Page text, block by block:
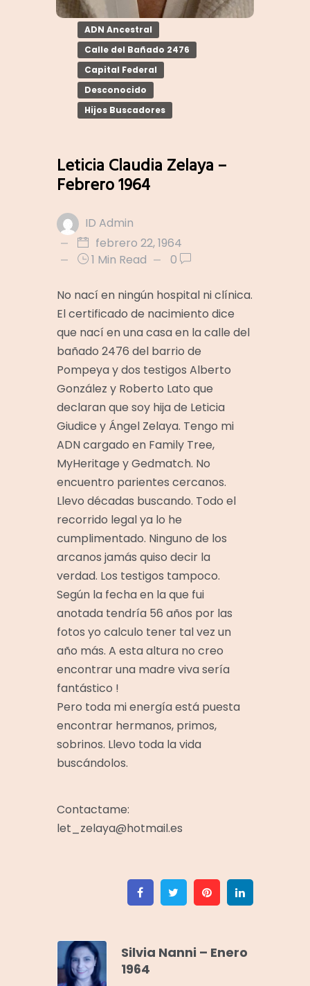
ADN Ancestral
Calle del Bañado 2476
Capital Federal
Desconocido
Hijos Buscadores
Leticia Claudia Zelaya –
Febrero 1964
ID Admin
febrero 22, 1964
1 Min Read
0
No nací en ningún hospital ni clínica.
El certificado de nacimiento dice
que nací en una casa en la calle del
bañado 2476 del barrio de
Pompeya y dos testigos Alberto
González y Roberto Lato que
declaran que soy hija de Leticia
Giudice y Ángel Zelaya. Tengo mi
ADN cargado en Family Tree,
MyHeritage y Gedmatch. No
encuentro parientes cercanos.
Llevo décadas buscando. Todo el
recorrido legal ya lo he
cumplimentado. Ninguno de los
arcanos jamás quiso decir la
verdad. Los testigos tampoco.
Según la fecha en la que fui
anotada tendría 56 años por las
fotos yo calculo tener tal vez un
año más. A esta altura no creo
encontrar una madre viva sería
fantástico !
Pero toda mi energía está puesta
encontrar hermanos, primos,
sobrinos. Llevo toda la vida
buscándolos.
Contactame:
let_zelaya@hotmail.es
FacebookTwitter Pinterest
Silvia Nanni – Enero
1964